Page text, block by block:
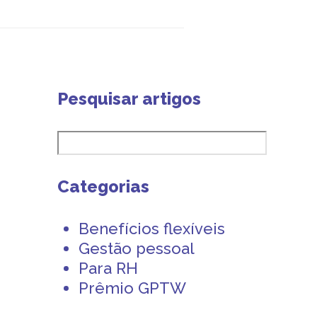
Pesquisar artigos
Categorias
Benefícios flexíveis
Gestão pessoal
Para RH
Prêmio GPTW